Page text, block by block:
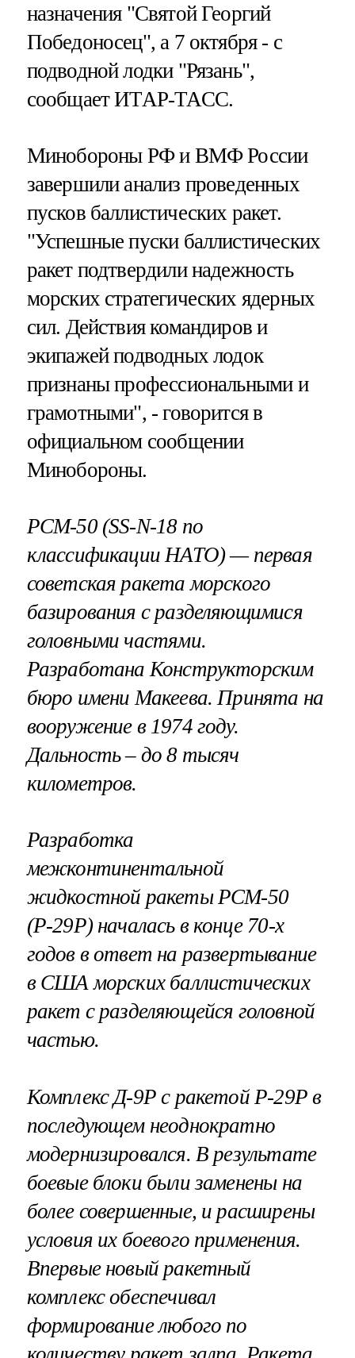
назначения "Святой Георгий
Победоносец", а 7 октября - с
подводной лодки "Рязань",
сообщает ИТАР-ТАСС.
Минобороны РФ и ВМФ России
завершили анализ проведенных
пусков баллистических ракет.
"Успешные пуски баллистических
ракет подтвердили надежность
морских стратегических ядерных
сил. Действия командиров и
экипажей подводных лодок
признаны профессиональными и
грамотными", - говорится в
официальном сообщении
Минобороны.
РСМ-50 (SS-N-18 по
классификации НАТО) — первая
советская ракета морского
базирования с разделяющимися
головными частями.
Разработана Конструкторским
бюро имени Макеева. Принята на
вооружение в 1974 году.
Дальность – до 8 тысяч
километров.
Разработка
межконтинентальной
жидкостной ракеты РСМ-50
(Р-29Р) началась в конце 70-х
годов в ответ на развертывание
в США морских баллистических
ракет с разделяющейся головной
частью.
Комплекс Д-9Р с ракетой Р-29Р в
последующем неоднократно
модернизировался. В результате
боевые блоки были заменены на
более совершенные, и расширены
условия их боевого применения.
Впервые новый ракетный
комплекс обеспечивал
формирование любого по